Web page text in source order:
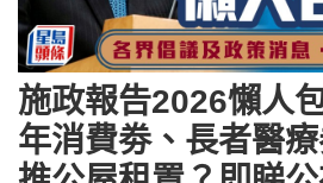
施政報告2026懶人
年消費劵、長者醫